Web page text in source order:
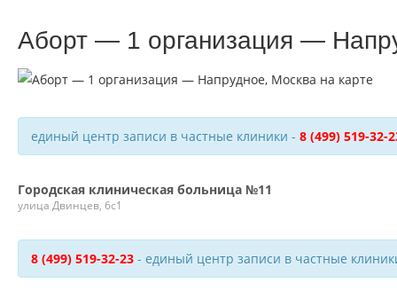
Аборт — 1 организация —
единый центр записи в частные клиники - 8 (499) 519-32-
Городская клиническая больница №11
улица Двинцев, 6с1
8 (499) 519-32-23 - единый центр записи в частные